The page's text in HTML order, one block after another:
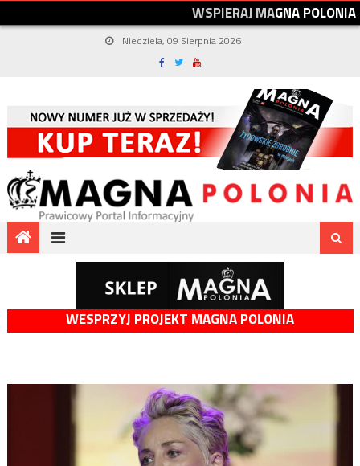
WSPIERAJMAGNAPOLONIA
Niedziela, 09 Sierpnia 2026
WESPRZYJ PROJEKT MAGNA POLONIA